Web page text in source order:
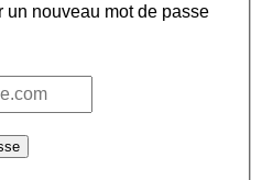
un nouveau mot de passe